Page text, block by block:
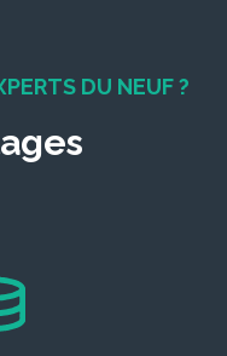
DU NEUF ?